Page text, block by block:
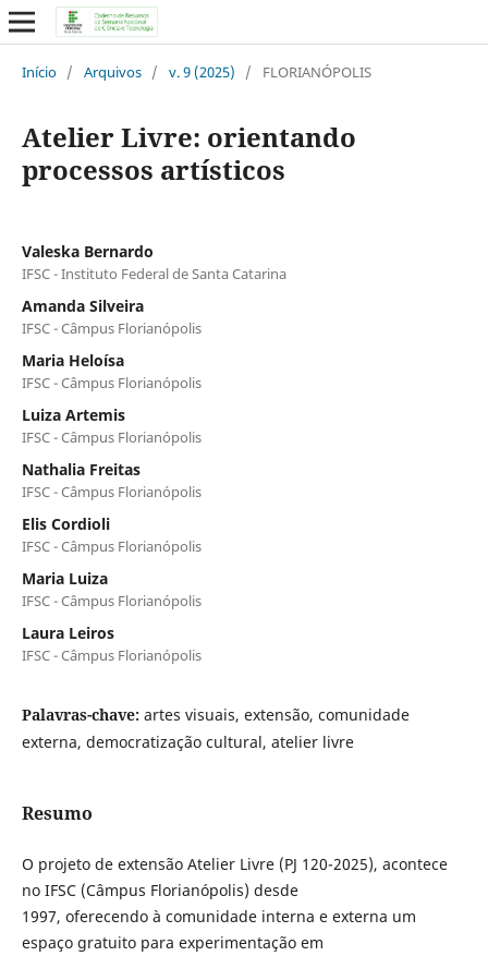
Início / Arquivos / v. 9 (2025) / FLORIANÓPOLIS
Atelier Livre: orientando
processos artísticos
Valeska Bernardo
IFSC - Instituto Federal de Santa Catarina
Amanda Silveira
IFSC - Câmpus Florianópolis
Maria Heloísa
IFSC - Câmpus Florianópolis
Luiza Artemis
IFSC - Câmpus Florianópolis
Nathalia Freitas
IFSC - Câmpus Florianópolis
Elis Cordioli
IFSC - Câmpus Florianópolis
Maria Luiza
IFSC - Câmpus Florianópolis
Laura Leiros
IFSC - Câmpus Florianópolis
Palavras-chave: artes visuais, extensão, comunidade
externa, democratização cultural, atelier livre
Resumo
O projeto de extensão Atelier Livre (PJ 120-2025), acontece
no IFSC (Câmpus Florianópolis) desde
1997, oferecendo à comunidade interna e externa um
espaço gratuito para experimentação em